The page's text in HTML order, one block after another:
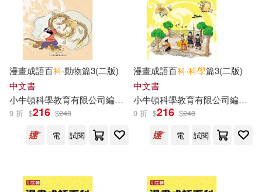
漫畫成語百科·動物篇3(二版)
中文書
小牛頓科學教育有限公司編輯 團隊
9 折 $216 $240
電
試閱
漫畫成語百科·科學篇3(二版)
中文書
小牛頓科學教育有限公司編輯
9 折 $216 $240
電
試閱